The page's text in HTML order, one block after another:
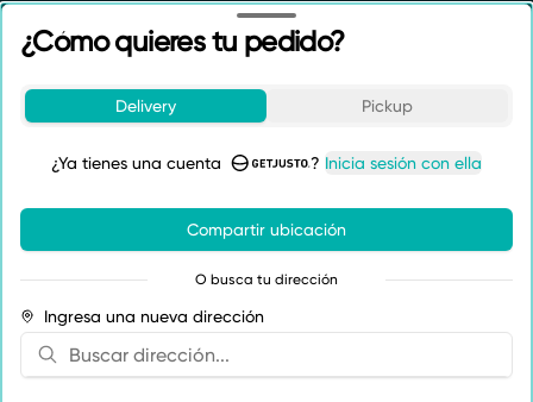
Facebook
Iniciar sesión
¿Cómo quieres tu pedido?
Delivery Pickup
¿Ya tienes una cuenta ? Inicia sesión con ella
Compartir ubicación
O busca tu dirección
Ingresa una nueva dirección